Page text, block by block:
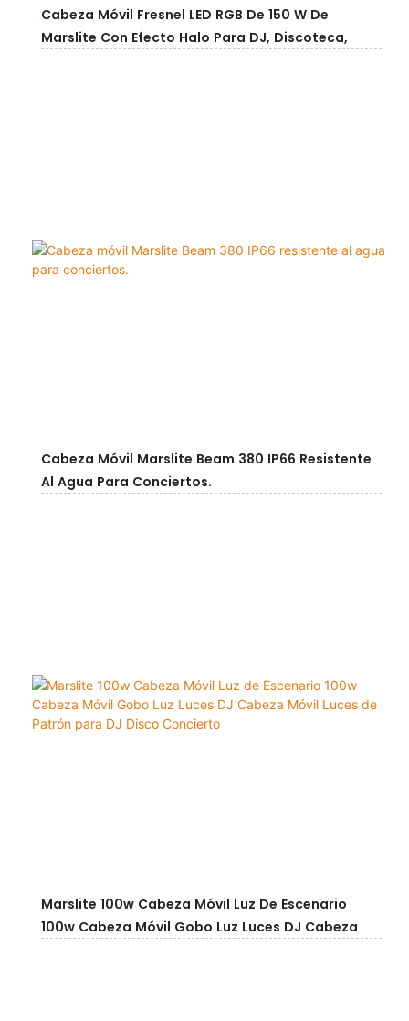
Cabeza Móvil Fresnel LED RGB De 150 W De
Marslite Con Efecto Halo Para DJ, Discoteca,
Cabeza Móvil Marslite Beam 380 IP66 Resistente
Al Agua Para Conciertos.
Marslite 100w Cabeza Móvil Luz De Escenario
100w Cabeza Móvil Gobo Luz Luces DJ Cabeza